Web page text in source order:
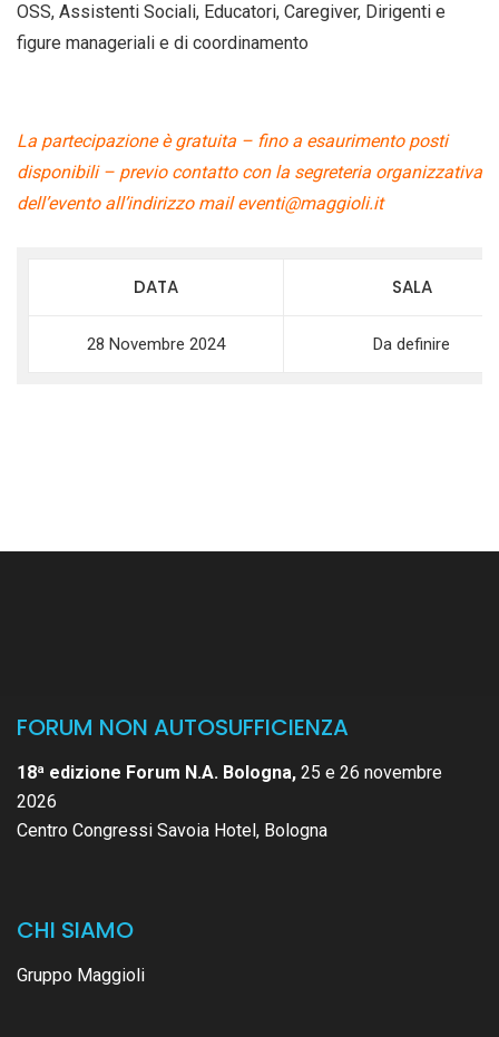
OSS, Assistenti Sociali, Educatori, Caregiver, Dirigenti e
figure manageriali e di coordinamento
La partecipazione è gratuita – fino a esaurimento posti
disponibili – previo contatto con la segreteria organizzativa
dell’evento all’indirizzo maileventi@maggioli.it
DATA SALA
28 Novembre 2024 Da definire
FORUM NON AUTOSUFFICIENZA
18ª edizione Forum N.A. Bologna, 25 e 26 novembre
2026
Centro Congressi Savoia Hotel, Bologna
CHI SIAMO
Gruppo Maggioli